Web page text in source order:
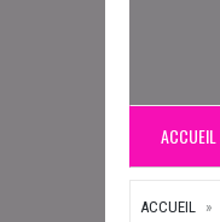
ACCUEIL
ACCUEIL